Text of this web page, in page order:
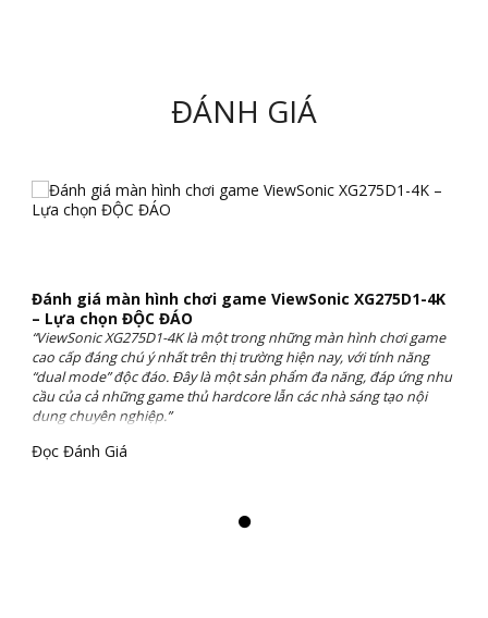
ĐÁNH GIÁ
Đánh giá màn hình chơi game ViewSonic XG275D1-4K
– Lựa chọn ĐỘC ĐÁO
“ViewSonic XG275D1-4K là một trong những màn hình chơi game
cao cấp đáng chú ý nhất trên thị trường hiện nay, với tính năng
“dual mode” độc đáo. Đây là một sản phẩm đa năng, đáp ứng nhu
cầu của cả những game thủ hardcore lẫn các nhà sáng tạo nội
dung chuyên nghiệp.”
Đọc Đánh Giá